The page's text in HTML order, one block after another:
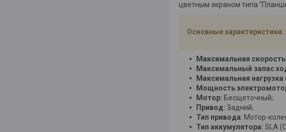
цветным экраном типа
Основные характеристики:
Максимальная
Максимальный запас
Максимальная нагрузка
Мощность
Мотор: Бесщеточный;
Привод: Задний;
Тип привода: Мотор-
Тип аккумулятора: SLA